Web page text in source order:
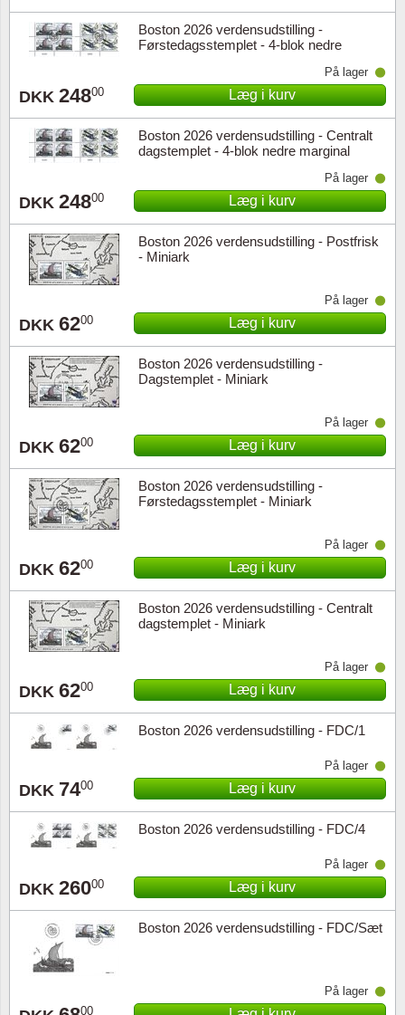
Boston 2026 verdensudstilling -
Førstedagsstemplet - 4-blok nedre
DKK 24800
På lager
Læg i kurv
Boston 2026 verdensudstilling - Centralt
dagstemplet - 4-blok nedre marginal
DKK 24800
På lager
Læg i kurv
Boston 2026 verdensudstilling - Postfrisk
- Miniark
DKK 6200
På lager
Læg i kurv
Boston 2026 verdensudstilling -
Dagstemplet - Miniark
DKK 6200
På lager
Læg i kurv
Boston 2026 verdensudstilling -
Førstedagsstemplet - Miniark
DKK 6200
På lager
Læg i kurv
Boston 2026 verdensudstilling - Centralt
dagstemplet - Miniark
DKK 6200
På lager
Læg i kurv
Boston 2026 verdensudstilling - FDC/1
DKK 7400
På lager
Læg i kurv
Boston 2026 verdensudstilling - FDC/4
DKK 26000
På lager
Læg i kurv
Boston 2026 verdensudstilling - FDC/Sæt
00
På lager